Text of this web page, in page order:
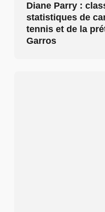
Diane Parry :
statistiques de
tennis et de la
Garros